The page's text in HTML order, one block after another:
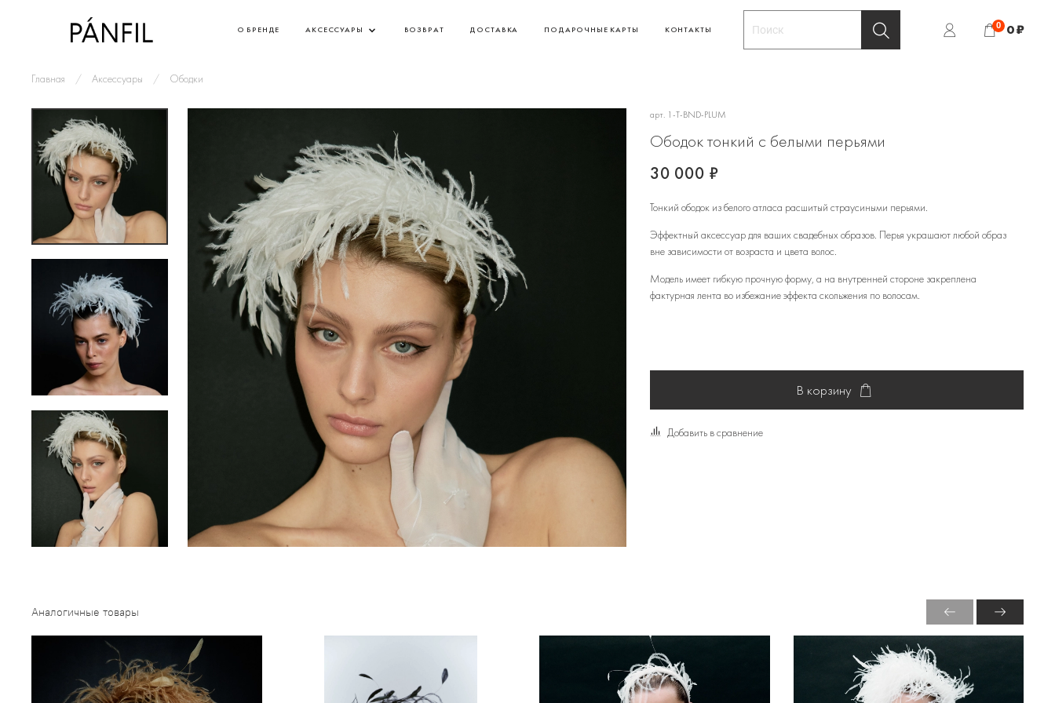
О БРЕНДЕ АКСЕССУАРЫ ВОЗВРАТ ДОСТАВКА ПОДАРОЧНЫЕ КАРТЫ КОНТАКТЫ 0 0 ₽
Главная Аксессуары Ободки
арт. 1-T-BND-PLUM
Ободок тонкий с белыми перьями
30 000 ₽
Тонкий ободок из белого атласа расшитый страусиными перьями.
Эффектный аксессуар для ваших свадебных образов. Перья украшают любой образ
вне зависимости от возраста и цвета волос.
Модель имеет гибкую прочную форму, а на внутренней стороне закреплена
фактурная лента во избежание эффекта скольжения по волосам.
В корзину
Добавить в сравнение
Аналогичные товары